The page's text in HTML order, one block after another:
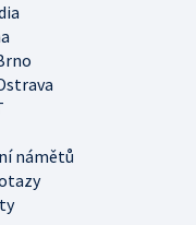
námětů